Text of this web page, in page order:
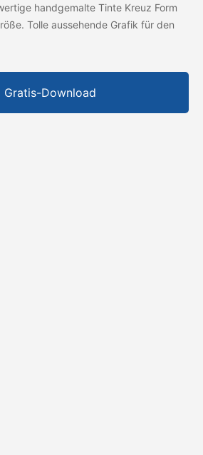
handgemalte Tinte Kreuz Form
Tolle aussehende Grafik für den
Gratis-Download